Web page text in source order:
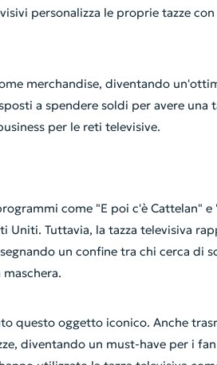
personalizza le proprie tazze
merchandise, diventando
a spendere soldi per avere una
per le reti televisive.
come "E poi c'è Cattelan" e
Tuttavia, la tazza televisiva
un confine tra chi cerca di
questo oggetto iconico. Anche
diventando un must-have per i